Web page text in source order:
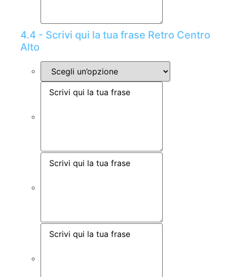
4.4 - Scrivi qui la tua frase Retro Centro
Alto